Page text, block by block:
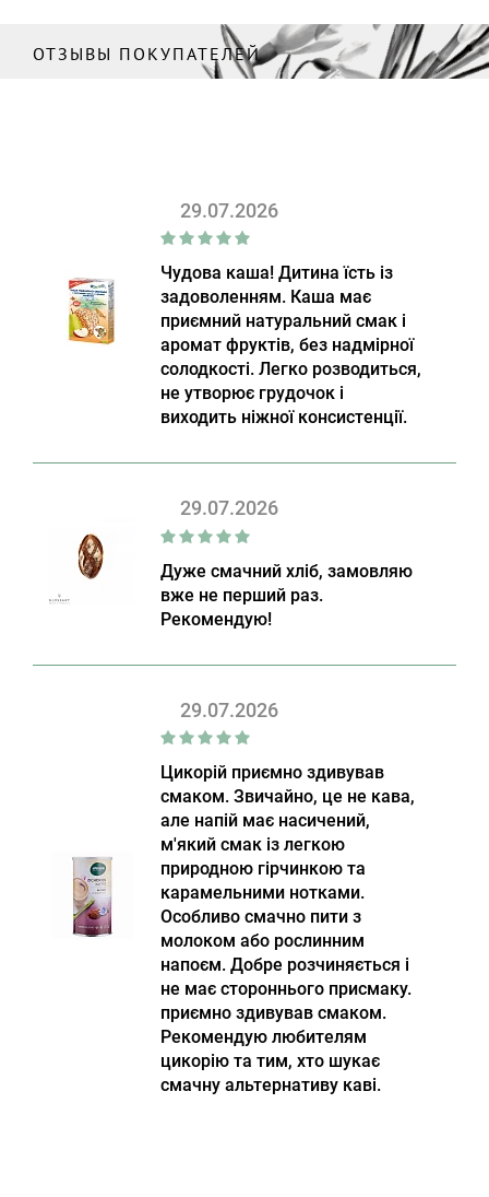
ОТЗЫВЫ ПОКУПАТЕЛЕЙ
29.07.2026
Чудова каша! Дитина їсть із
задоволенням. Каша має
приємний натуральний смак і
аромат фруктів, без надмірної
солодкості. Легко розводиться,
не утворює грудочок і
виходить ніжної консистенції.
29.07.2026
Дуже смачний хліб, замовляю
вже не перший раз.
Рекомендую!
29.07.2026
Цикорій приємно здивував
смаком. Звичайно, це не кава,
але напій має насичений,
м'який смак із легкою
природною гірчинкою та
карамельними нотками.
Особливо смачно пити з
молоком або рослинним
напоєм. Добре розчиняється і
не має стороннього присмаку.
приємно здивував смаком.
Рекомендую любителям
цикорію та тим, хто шукає
смачну альтернативу каві.